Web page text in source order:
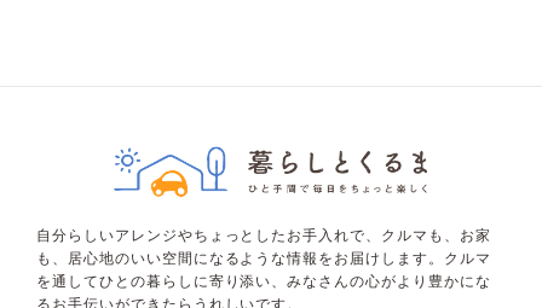
自分らしいアレンジやちょっとしたお手入れで、クルマも、お家
も、居心地のいい空間になるような情報をお届けします。クルマ
を通してひとの暮らしに寄り添い、みなさんの心がより豊かにな
るお手伝いができたらうれしいです。